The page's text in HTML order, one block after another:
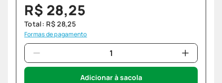
R$ 28,25
Total: R$ 28,25
Formas de pagamento
Adicionar à sacola